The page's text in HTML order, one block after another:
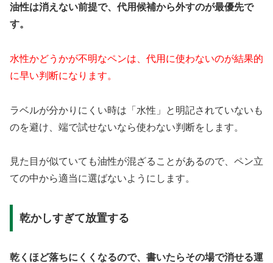
油性は消えない前提で、代用候補から外すのが最優先で
す。
水性かどうかが不明なペンは、代用に使わないのが結果的
に早い判断になります。
ラベルが分かりにくい時は「水性」と明記されていないも
のを避け、端で試せないなら使わない判断をします。
見た目が似ていても油性が混ざることがあるので、ペン立
ての中から適当に選ばないようにします。
乾かしすぎて放置する
乾くほど落ちにくくなるので、書いたらその場で消せる運